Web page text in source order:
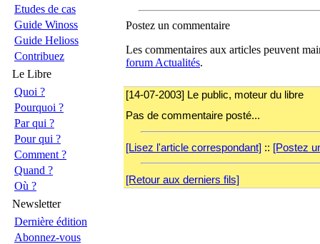
Etudes de cas
Guide Winoss
Guide Helioss
Contribuez
Le Libre
Quoi ?
Pourquoi ?
Par qui ?
Pour qui ?
Comment ?
Quand ?
Où ?
Newsletter
Dernière édition
Abonnez-vous
Postez un commentaire
Les commentaires aux articles peuvent
forum Actualités.
[14-07-2003] Le public, moteur du libre
Pas de commentaire posté...
[Lisez l'article correspondant] :: [Postez
[Retour aux derniers fils]